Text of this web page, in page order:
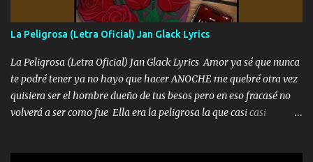
que tu me escuchas porque tu eres mi gran ángel, El desespero me
llega para reunirme contigo, tu iluminas mi sendero por siempre
serás mi niño, del amor que yo te tengo es co...
La Peligrosa (Letra Oficial) Jan Glack Lyrics
La Peligrosa (Letra Oficial) Jan Glack Lyrics Amor ya sé que nunca
te podré tener ya no hayo que hacer ANOCHE me quebré otra vez
quisiera ser el hombre dueño de tus besos pero en eso fracasé no
volverá a ser como fue Ella era la peligrosa la que casi casi